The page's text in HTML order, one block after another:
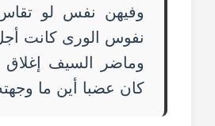
وفيهن نفس لو
نفوس الورى كانت أجل
وماضر السيف
كان عضبا أين ما